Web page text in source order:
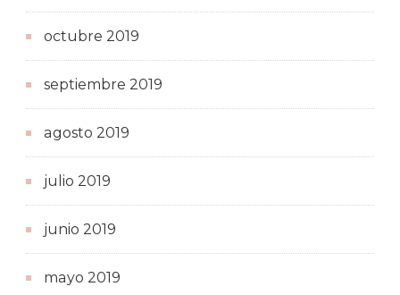
octubre 2019
septiembre 2019
agosto 2019
julio 2019
junio 2019
mayo 2019